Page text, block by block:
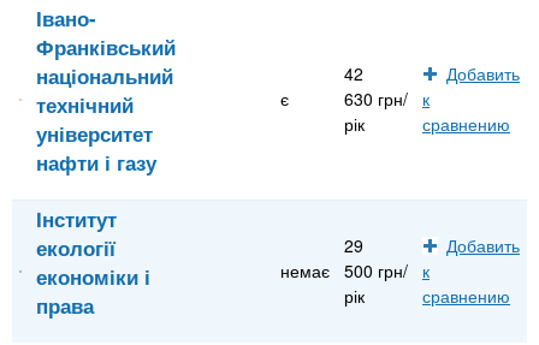
Івано-
Франківський
національний
технічний
університет
нафти і газу
є
42
630 грн/
рік
Добавить
к
сравнению
Інститут
екології
економіки і
права
немає
29
500 грн/
рік
Добавить
к
сравнению